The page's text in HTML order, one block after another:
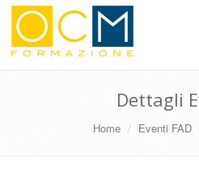
Dettagli
Home Eventi FAD